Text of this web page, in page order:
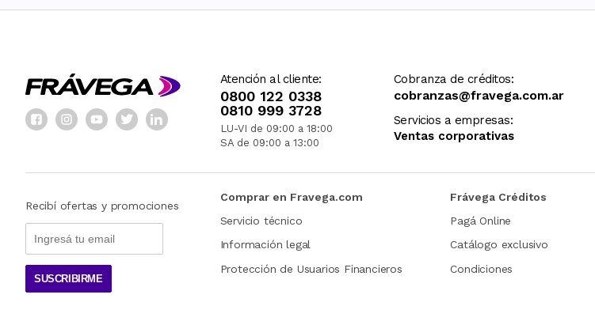
Atención al cliente:
0800 122 0338
0810 999 3728
LU-VI de 09:00 a 18:00
SA de 09:00 a 13:00
Cobranza de créditos:
cobranzas@fravega.com.ar
Servicios a empresas:
Ventas corporativas
Recibí ofertas y promociones
SUSCRIBIRME
Comprar en Fravega.com
Servicio técnico
Información legal
Protección de Usuarios Financieros
Frávega Créditos
Pagá Online
Catálogo exclusivo
Condiciones